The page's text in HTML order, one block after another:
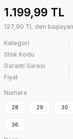
1.199,99 TL
127,90 TL den
Kategori
Stok Kodu
Garanti Süresi
Fiyat
Numara
28 29 30
36